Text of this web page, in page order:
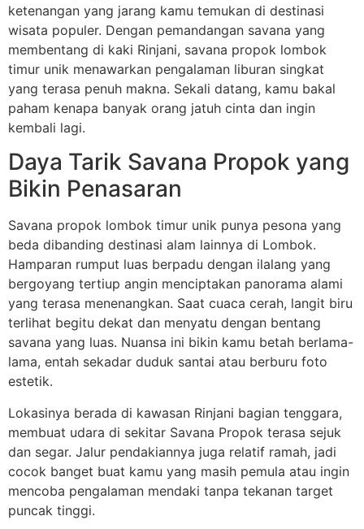
ketenangan yang jarang kamu temukan di destinasi
wisata populer. Dengan pemandangan savana yang
membentang di kaki Rinjani, savana propok lombok
timur unik menawarkan pengalaman liburan singkat
yang terasa penuh makna. Sekali datang, kamu bakal
paham kenapa banyak orang jatuh cinta dan ingin
kembali lagi.
Daya Tarik Savana Propok yang
Bikin Penasaran
Savana propok lombok timur unik punya pesona yang
beda dibanding destinasi alam lainnya di Lombok.
Hamparan rumput luas berpadu dengan ilalang yang
bergoyang tertiup angin menciptakan panorama alami
yang terasa menenangkan. Saat cuaca cerah, langit biru
terlihat begitu dekat dan menyatu dengan bentang
savana yang luas. Nuansa ini bikin kamu betah berlama-
lama, entah sekadar duduk santai atau berburu foto
estetik.
Lokasinya berada di kawasan Rinjani bagian tenggara,
membuat udara di sekitar Savana Propok terasa sejuk
dan segar. Jalur pendakiannya juga relatif ramah, jadi
cocok banget buat kamu yang masih pemula atau ingin
mencoba pengalaman mendaki tanpa tekanan target
puncak tinggi.